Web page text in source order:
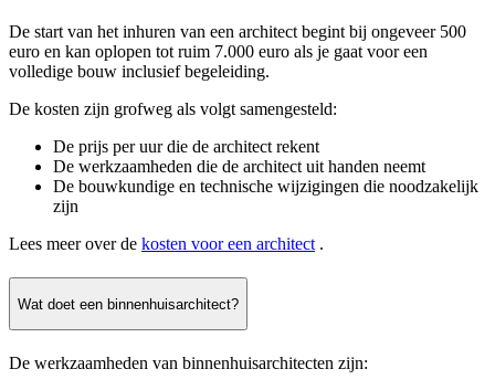
De start van het inhuren van een architect begint bij ongeveer 500
euro en kan oplopen tot ruim 7.000 euro als je gaat voor een
volledige bouw inclusief begeleiding.
De kosten zijn grofweg als volgt samengesteld:
De prijs per uur die de architect rekent
De werkzaamheden die de architect uit handen neemt
De bouwkundige en technische wijzigingen die noodzakelijk
zijn
Lees meer over de kosten voor een architect .
Wat doet een binnenhuisarchitect?
De werkzaamheden van binnenhuisarchitecten zijn: